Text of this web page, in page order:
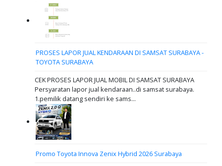
PROSES LAPOR JUAL KENDARAAN DI SAMSAT SURABAYA -
TOYOTA SURABAYA
CEK PROSES LAPOR JUAL MOBIL DI SAMSAT SURABAYA
Persyaratan lapor jual kendaraan..di samsat surabaya.
1.pemilik datang sendiri ke sams...
Promo Toyota Innova Zenix Hybrid 2026 Surabaya